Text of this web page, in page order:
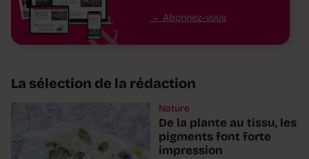
Abonnez-vous
La sélection de la rédaction
Nature
De la plante au tissu, les
pigments font forte
impression